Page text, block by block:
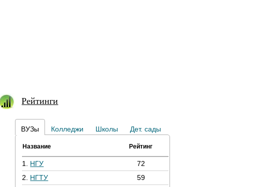
Рейтинги
ВУЗы Колледжи Школы Дет. сады
Название Рейтинг
1. НГУ
72
2. НГТУ
59